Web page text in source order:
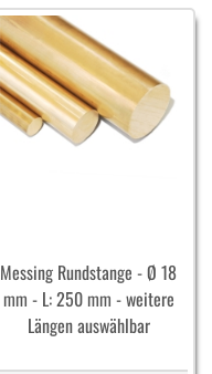
Messing Rundstange - Ø 18
mm - L: 250 mm - weitere
Längen auswählbar